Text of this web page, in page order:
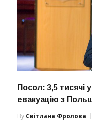
Посол: 3,5 тисячі
евакуацію з
By Світлана Фролова